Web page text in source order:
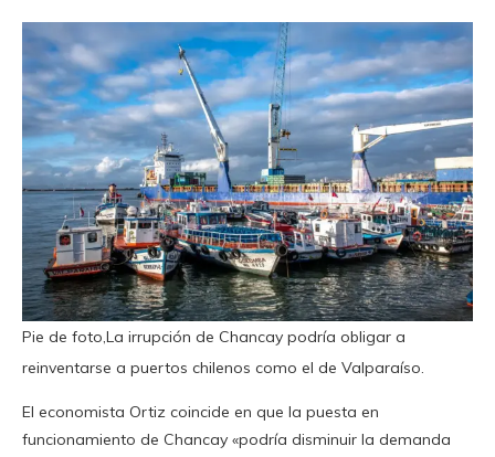
Pie de foto,La irrupción de Chancay podría obligar a
reinventarse a puertos chilenos como el de Valparaíso.
El economista Ortiz coincide en que la puesta en
funcionamiento de Chancay «podría disminuir la demanda